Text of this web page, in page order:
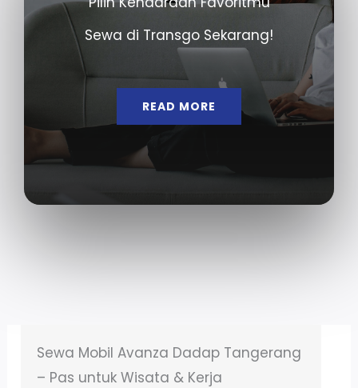
Sewa di Transgo Sekarang!
READ MORE
Sewa Motor NMAX Talagasari Balaraja
– Booking Online Mudah